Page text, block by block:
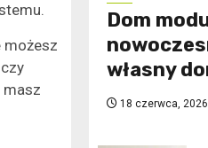
możesz
masz
Dom
własny
18 czerwca, 2026